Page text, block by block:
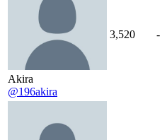
Akira
@196akira
3,520 -